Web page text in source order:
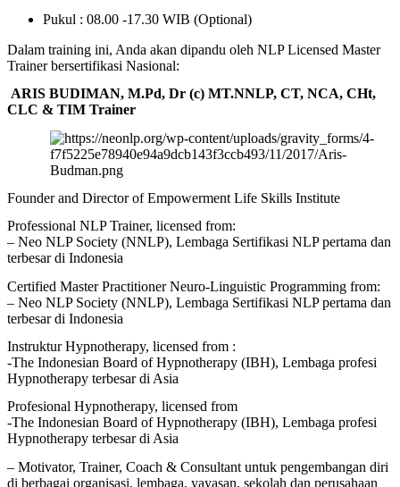
Pukul : 08.00 -17.30 WIB (Optional)
Dalam training ini, Anda akan dipandu oleh NLP Licensed Master
Trainer bersertifikasi Nasional:
ARIS BUDIMAN, M.Pd, Dr (c) MT.NNLP, CT, NCA, CHt,
CLC & TIM Trainer
Founder and Director of Empowerment Life Skills Institute
Professional NLP Trainer, licensed from:
– Neo NLP Society (NNLP), Lembaga Sertifikasi NLP pertama dan
terbesar di Indonesia
Certified Master Practitioner Neuro-Linguistic Programming from:
– Neo NLP Society (NNLP), Lembaga Sertifikasi NLP pertama dan
terbesar di Indonesia
Instruktur Hypnotherapy, licensed from :
-The Indonesian Board of Hypnotherapy (IBH), Lembaga profesi
Hypnotherapy terbesar di Asia
Profesional Hypnotherapy, licensed from
-The Indonesian Board of Hypnotherapy (IBH), Lembaga profesi
Hypnotherapy terbesar di Asia
– Motivator, Trainer, Coach & Consultant untuk pengembangan diri
di berbagai organisasi, lembaga, yayasan, sekolah dan perusahaan